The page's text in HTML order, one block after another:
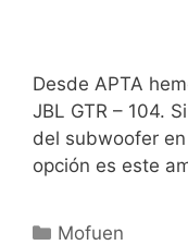
Desde APTA
JBL GTR – 104.
del subwoofer
opción es este
Mofuen